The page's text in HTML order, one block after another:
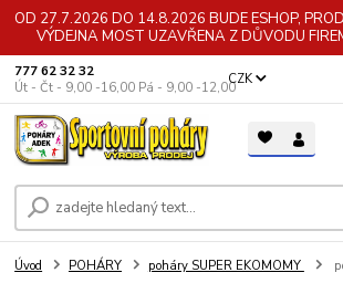
OD 27.7.2026 DO 14.8.2026 BUDE ESHOP,
VÝDEJNA MOST UZAVŘENA Z DŮVODU
CZK
777 62 32 32
Út - Čt - 9,00 -16,00 Pá - 9,00 -12,00
Úvod POHÁRY poháry SUPER EKOMOMY